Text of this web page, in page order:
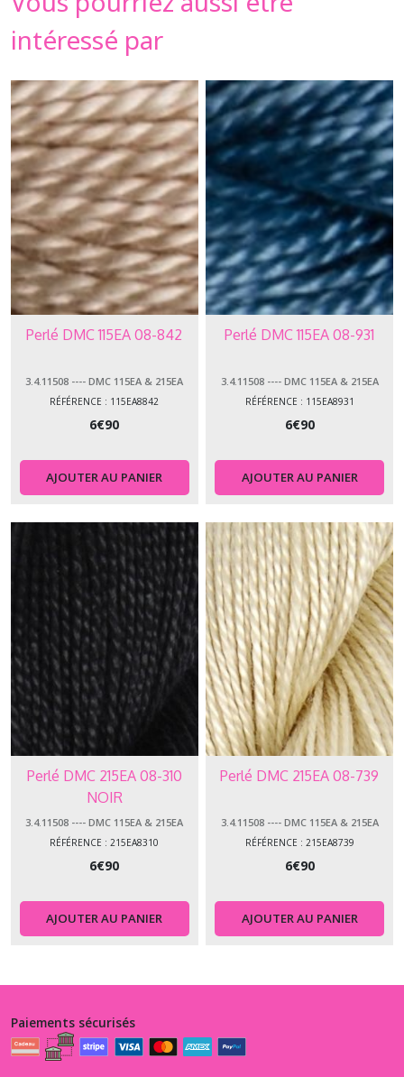
intéressé par
Perlé DMC 115EA 08-842
3.4.11508 ---- DMC 115EA & 215EA
PERLÉ 08
RÉFÉRENCE : 115EA8842
6€90
AJOUTER AU PANIER
Perlé DMC 115EA 08-931
3.4.11508 ---- DMC 115EA & 215EA
PERLÉ 08
RÉFÉRENCE : 115EA8931
6€90
AJOUTER AU PANIER
Perlé DMC 215EA 08-310
NOIR
3.4.11508 ---- DMC 115EA & 215EA
PERLÉ 08
RÉFÉRENCE : 215EA8310
6€90
AJOUTER AU PANIER
Perlé DMC 215EA 08-739
3.4.11508 ---- DMC 115EA & 215EA
PERLÉ 08
RÉFÉRENCE : 215EA8739
6€90
AJOUTER AU PANIER
Paiements sécurisés